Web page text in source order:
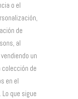
o el
de
al
un
colección de
en el
que sigue